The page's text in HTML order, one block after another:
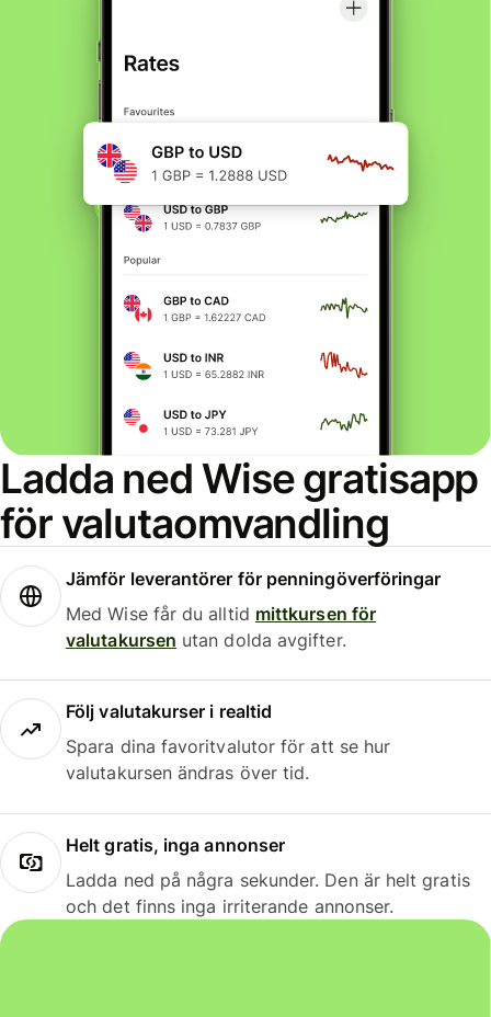
Ladda ned Wise gratisapp
för valutaomvandling
Jämför leverantörer för penningöverföringar
Med Wise får du alltid mittkursen för
valutakursen utan dolda avgifter.
Följ valutakurser i realtid
Spara dina favoritvalutor för att se hur
valutakursen ändras över tid.
Helt gratis, inga annonser
Ladda ned på några sekunder. Den är helt gratis
och det finns inga irriterande annonser.